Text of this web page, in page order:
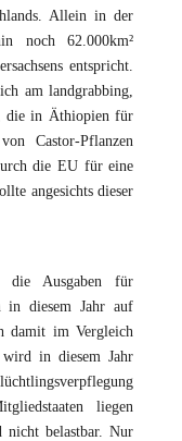
Allein in der
noch 62.000km²
entspricht.
am landgrabbing,
die in Äthiopien für
Castor-Pflanzen
die EU für eine
angesichts dieser
die Ausgaben für
in diesem Jahr auf
damit im Vergleich
in diesem Jahr
liegen
nicht belastbar. Nur